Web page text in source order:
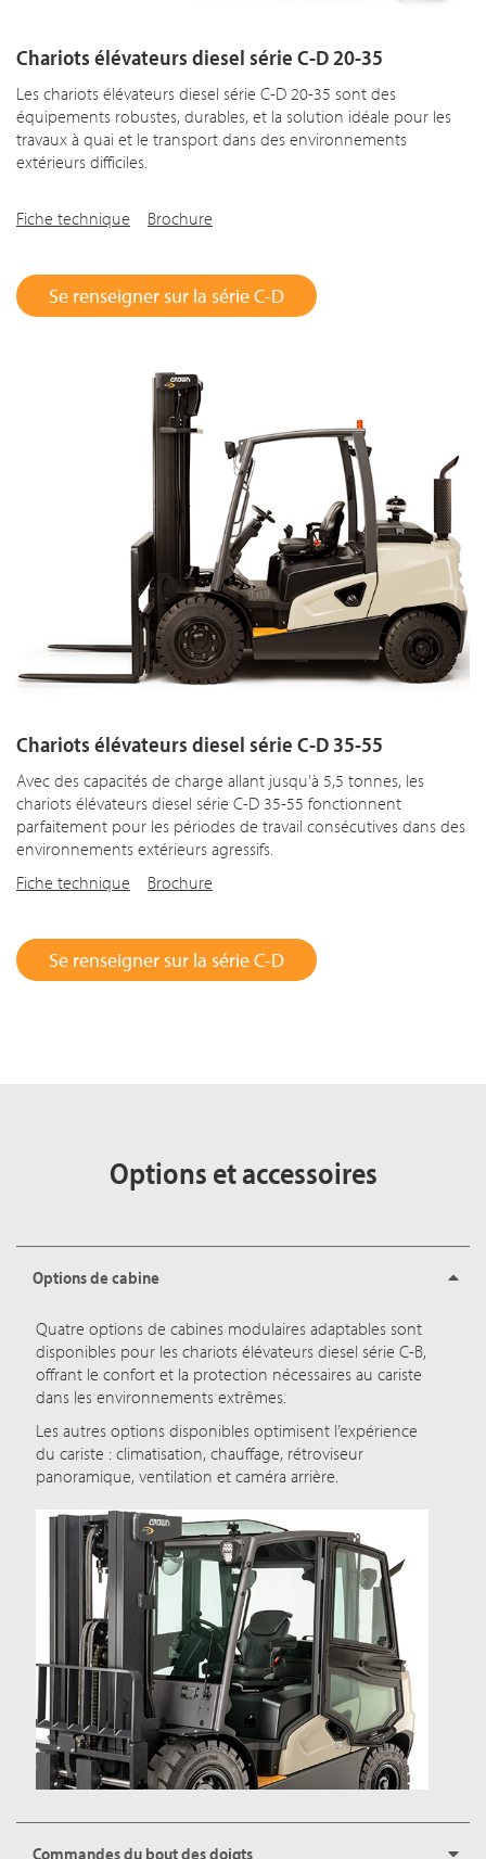
Chariots élévateurs diesel série C-D 20-35
Les chariots élévateurs diesel série C-D 20-35 sont des
équipements robustes, durables, et la solution idéale pour les
travaux à quai et le transport dans des environnements
extérieurs difficiles.
Fiche technique Brochure
Se renseigner sur la série C-D
Chariots élévateurs diesel série C-D 35-55
Avec des capacités de charge allant jusqu’à 5,5 tonnes, les
chariots élévateurs diesel série C-D 35-55 fonctionnent
parfaitement pour les périodes de travail consécutives dans des
environnements extérieurs agressifs.
Fiche technique
Brochure
Se renseigner sur la série C-D
Options et accessoires
Options de cabine
Quatre options de cabines modulaires adaptables sont
disponibles pour les chariots élévateurs diesel série C-B,
offrant le confort et la protection nécessaires au cariste
dans les environnements extrêmes.
Les autres options disponibles optimisent l’expérience
du cariste : climatisation, chauffage, rétroviseur
panoramique, ventilation et caméra arrière.
Commandes du bout des doigts